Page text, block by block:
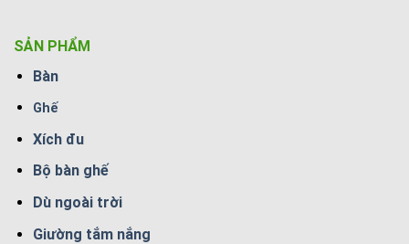
SẢN PHẨM
Bàn
Ghế
Xích đu
Bộ bàn ghế
Dù ngoài trời
Giường tắm nắng